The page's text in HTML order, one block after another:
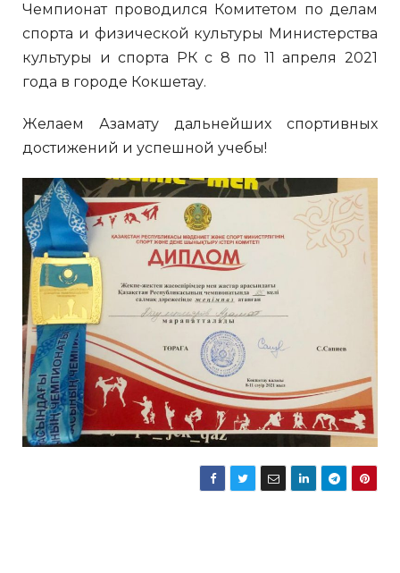
Чемпионат проводился Комитетом по делам
спорта и физической культуры Министерства
культуры и спорта РК с 8 по 11 апреля 2021
года в городе Кокшетау.
Желаем Азамату дальнейших спортивных
достижений и успешной учебы!